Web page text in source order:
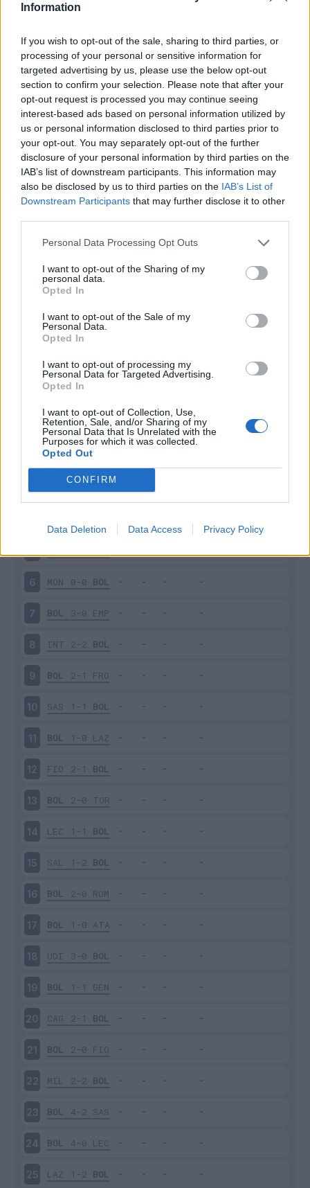
Information
If you wish to opt-out of the sale, sharing to third parties, or
processing of your personal or sensitive information for
targeted advertising by us, please use the below opt-out
section to confirm your selection. Please note that after your
opt-out request is processed you may continue seeing
interest-based ads based on personal information utilized by
us or personal information disclosed to third parties prior to
your opt-out. You may separately opt-out of the further
disclosure of your personal information by third parties on the
IAB’s list of downstream participants. This information may
also be disclosed by us to third parties on the IAB’s List of
Downstream Participants that may further disclose it to other
Personal Data Processing Opt Outs
I want to opt-out of the Sharing of my
personal data.
Opted In
I want to opt-out of the Sale of my
Personal Data.
Opted In
I want to opt-out of processing my
Personal Data for Targeted Advertising.
Opted In
I want to opt-out of Collection, Use,
Retention, Sale, and/or Sharing of my
Personal Data that Is Unrelated with the
Purposes for which it was collected.
Opted Out
CONFIRM
Data Deletion Data Access Privacy Policy
Classic Mantra
Riepilogo stagione
Titolare 0 - 0
Entrato 0 - 0%
Squalificato 0 - 0%
Inutilizzato
stagionale
BOL 0-2 MIL
JUV 1-1
3
6 MON 0-0 BOL
7 BOL 3-0 EMP
8 INT 2-2 BOL
9 BOL 2-1 FRO
10 SAS 1-1 BOL
11 BOL 1-0 LAZ
12 FIO 2-1 BOL
13 BOL 2-0 TOR
14 LEC 1-1 BOL
15 SAL 1-2 BOL
16 BOL 2-0 ROM
17 BOL 1-0 ATA
18 UDI 3-0 BOL
19 BOL 1-1 GEN
20 CAG 2-1 BOL
21 BOL 2-0 FIO
22 MIL 2-2 BOL
23 BOL 4-2 SAS
24 BOL 4-0 LEC
25 LAZ 1-2 BOL